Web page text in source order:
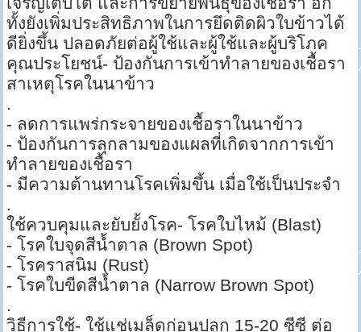
ทั้งยังเพิ่มประสิทธิภาพในการยึดติดผิวใบข้าวได้
ดียิ่งขึ้น ปลอดภัยต่อผู้ใช้และผู้ใช้และผู้บริโภค
คุณประโยชน์- ป้องกันการเข้าทำลายของเชื้อรา
สาเหตุโรคในนาข้าว
.
- ลดการแพร่กระจายของเชื้อราในนาข้าว
- ป้องกันการลุกลามของแผลที่เกิดจากการเข้า
ทำลายของเชื้อรา
- มีความต้านทานโรคเพิ่มขึ้น เมื่อใช้เป็นประจำ
.
ใช้ควบคุมและยับยั้งโรค- โรคใบไหม้ (Blast)
- โรคใบจุดสีน้ำตาล (Brown Spot)
- โรคราสนิม (Rust)
- โรคใบขีดสีน้ำตาล (Narrow Brown Spot)
.
วิธีการใช้- ใช้แช่เมล็ดก่อนปลูก 15-20 ซีซี ต่อ